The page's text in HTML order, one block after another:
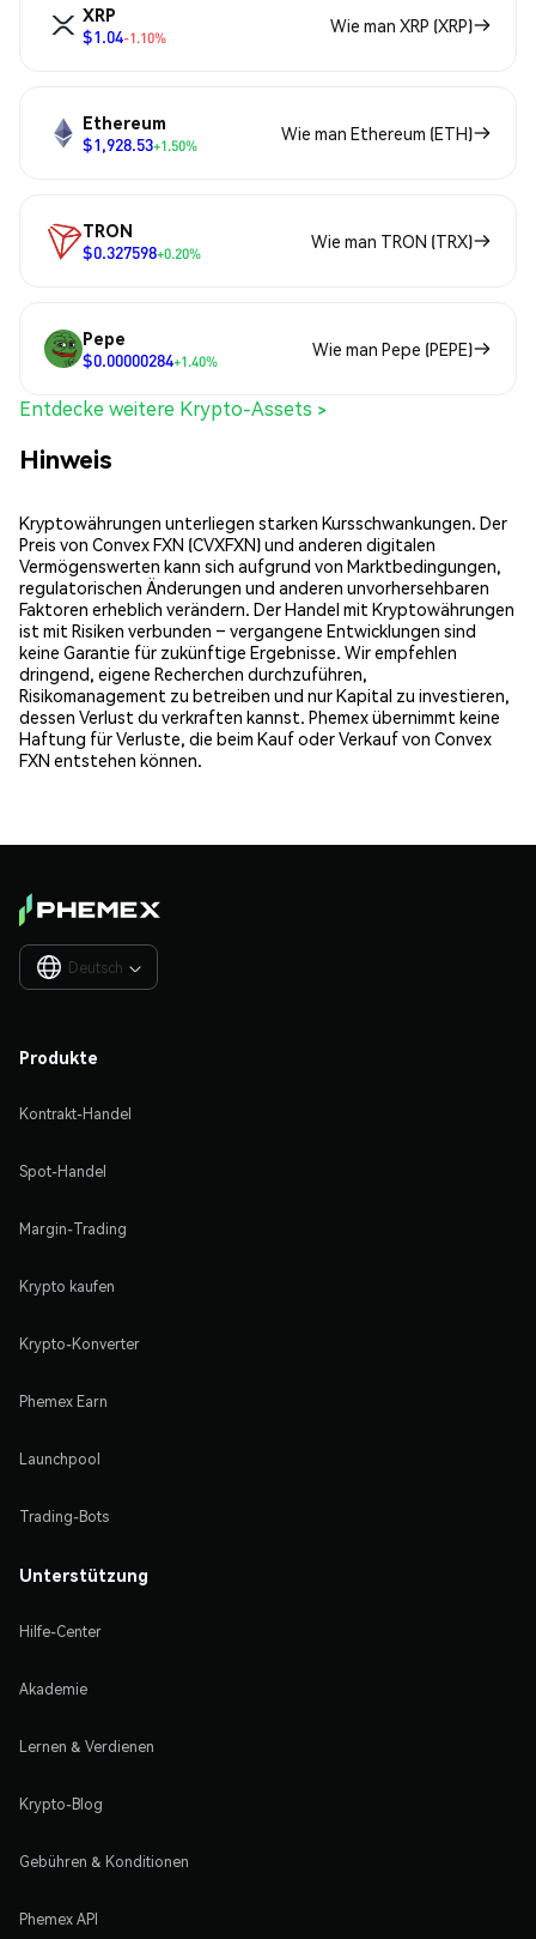
XRP
$1.04-1.10%
Wie man XRP (XRP)
Ethereum
$1,928.53+1.50%
Wie man Ethereum (ETH)
TRON
$0.327598+0.20%
Wie man TRON (TRX)
Pepe
$0.00000284+1.40%
Wie man Pepe (PEPE)
Entdecke weitere Krypto-Assets >
Hinweis
Kryptowährungen unterliegen starken Kursschwankungen. Der
Preis von Convex FXN (CVXFXN) und anderen digitalen
Vermögenswerten kann sich aufgrund von Marktbedingungen,
regulatorischen Änderungen und anderen unvorhersehbaren
Faktoren erheblich verändern. Der Handel mit Kryptowährungen
ist mit Risiken verbunden – vergangene Entwicklungen sind
keine Garantie für zukünftige Ergebnisse. Wir empfehlen
dringend, eigene Recherchen durchzuführen,
Risikomanagement zu betreiben und nur Kapital zu investieren,
dessen Verlust du verkraften kannst. Phemex übernimmt keine
Haftung für Verluste, die beim Kauf oder Verkauf von Convex
FXN entstehen können.
Deutsch 
Produkte
Kontrakt-Handel
Spot-Handel
Margin-Trading
Krypto kaufen
Krypto-Konverter
Phemex Earn
Launchpool
Trading-Bots
Unterstützung
Hilfe-Center
Akademie
Lernen & Verdienen
Krypto-Blog
Gebühren & Konditionen
Phemex API